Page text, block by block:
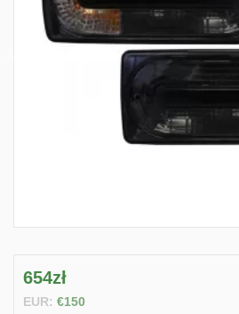
654zł
EUR: €150